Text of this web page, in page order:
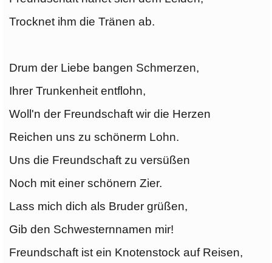
Trocknet ihm die Tränen ab.
Drum der Liebe bangen Schmerzen,
Ihrer Trunkenheit entflohn,
Woll'n der Freundschaft wir die Herzen
Reichen uns zu schönerm Lohn.
Uns die Freundschaft zu versüßen
Noch mit einer schönern Zier.
Lass mich dich als Bruder grüßen,
Gib den Schwesternnamen mir!
Freundschaft ist ein Knotenstock auf Reisen,